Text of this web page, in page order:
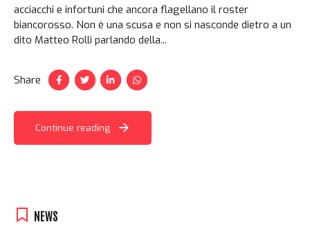
acciacchi e infortuni che ancora flagellano il roster
biancorosso. Non è una scusa e non si nasconde dietro a un
dito Matteo Rolli parlando della...
Share
Continue reading
NEWS